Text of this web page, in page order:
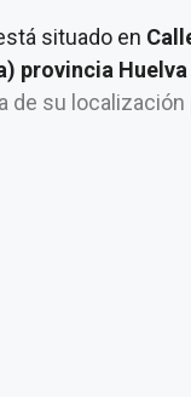
situado en
provincia
de su localización